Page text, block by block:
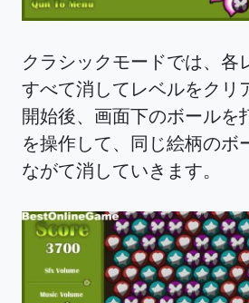
クラシックモードでは、各
すべて消してレベルをクリ
開始後、画面下のボールを
を操作して、同じ絵柄のボ
ながて消していきます。